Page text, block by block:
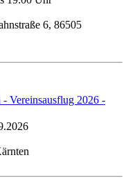
6, 86505
Vereinsausflug 2026 -